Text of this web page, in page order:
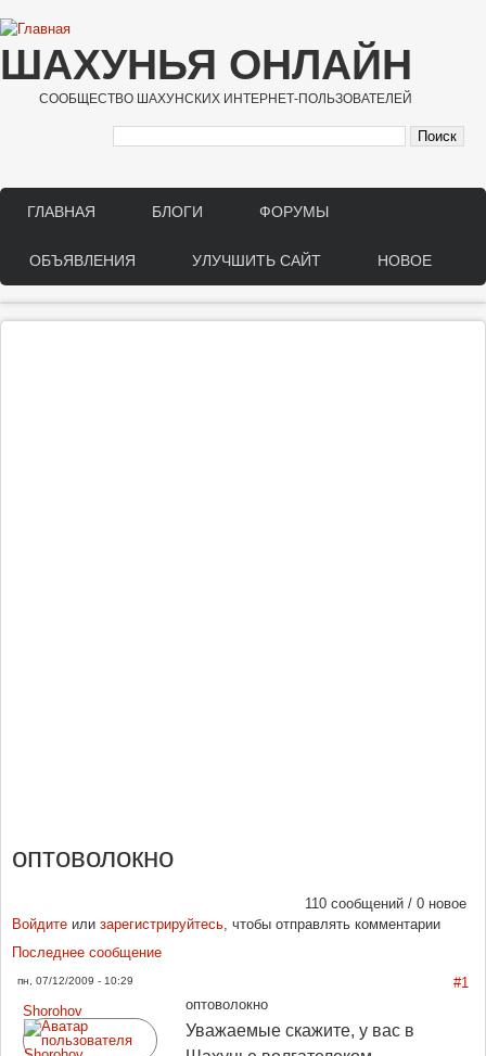
Перейти к основному содержанию
ШАХУНЬЯ ОНЛАЙН
СООБЩЕСТВО ШАХУНСКИХ ИНТЕРНЕТ-ПОЛЬЗОВАТЕЛЕЙ
Main menu
ГЛАВНАЯ БЛОГИ ФОРУМЫ
ОБЪЯВЛЕНИЯ УЛУЧШИТЬ САЙТ НОВОЕ
оптоволокно
110 сообщений / 0 новое
Войдите или зарегистрируйтесь, чтобы отправлять комментарии
Последнее сообщение
пн, 07/12/2009 - 10:29
#1
Shorohov
оптоволокно
Уважаемые скажите, у вас в